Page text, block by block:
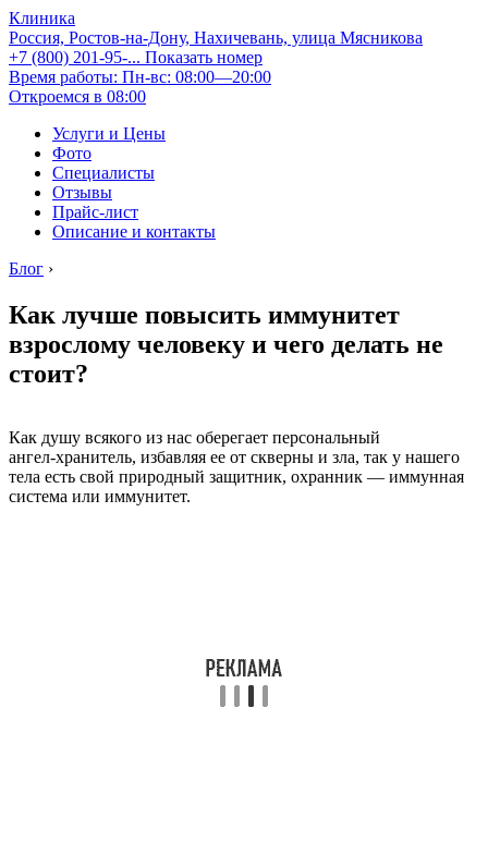
Клиника
Россия, Ростов-на-Дону, Нахичевань, улица Мясникова
+7 (800) 201-95-... Показать номер
Время работы: Пн-вс: 08:00—20:00
Откроемся в 08:00
Услуги и Цены
Фото
Специалисты
Отзывы
Прайс-лист
Описание и контакты
Блог ›
Как лучше повысить иммунитет
взрослому человеку и чего делать не
стоит?
Как душу всякого из нас оберегает персональный
ангел‑хранитель, избавляя ее от скверны и зла, так у нашего
тела есть свой природный защитник, охранник — иммунная
система или иммунитет.